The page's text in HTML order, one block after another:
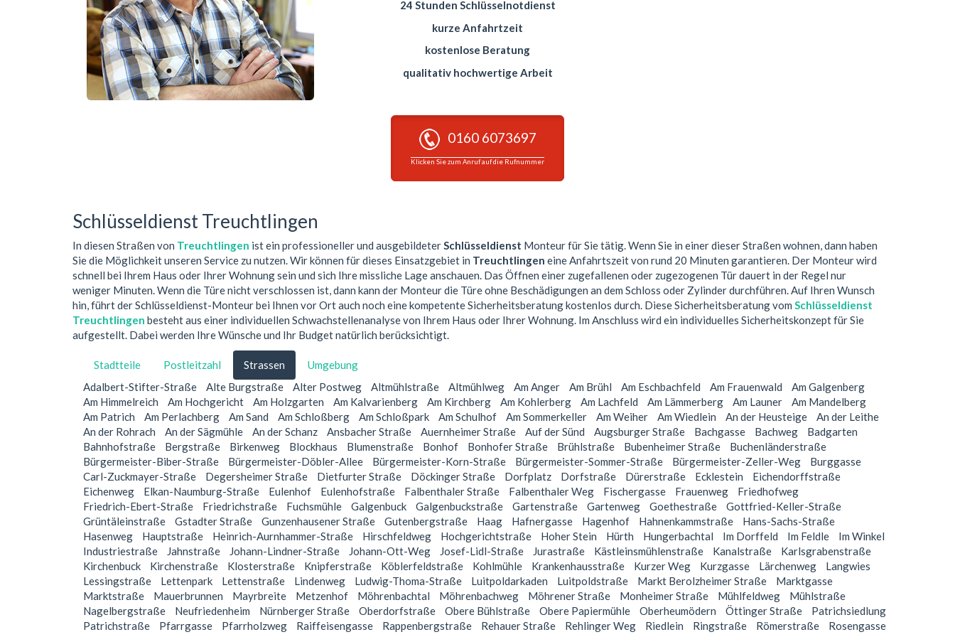
24 Stunden Schlüsselnotdienst
kurze Anfahrtzeit
kostenlose Beratung
qualitativ hochwertige Arbeit
0160 6073697
Klicken Sie zum Anruf auf die Rufnummer
Schlüsseldienst Treuchtlingen
In diesen Straßen von Treuchtlingen ist ein professioneller und ausgebildeterSchlüsseldienst Monteur für Sie tätig. Wenn Sie in einer dieser Straßen wohnen, dann haben
Sie die Möglichkeit unseren Service zu nutzen. Wir können für dieses Einsatzgebiet in Treuchtlingen eine Anfahrtszeit von rund 20 Minuten garantieren. Der Monteur wird
schnell bei Ihrem Haus oder Ihrer Wohnung sein und sich Ihre missliche Lage anschauen. Das Öffnen einer zugefallenen oder zugezogenen Tür dauert in der Regel nur
weniger Minuten. Wenn die Türe nicht verschlossen ist, dann kann der Monteur die Türe ohne Beschädigungen an dem Schloss oder Zylinder durchführen. Auf Ihren Wunsch
hin, führt der Schlüsseldienst-Monteur bei Ihnen vor Ort auch noch eine kompetente Sicherheitsberatung kostenlos durch. Diese Sicherheitsberatung vom Schlüsseldienst
Treuchtlingen besteht aus einer individuellen Schwachstellenanalyse von Ihrem Haus oder Ihrer Wohnung. Im Anschluss wird ein individuelles Sicherheitskonzept für Sie
aufgestellt. Dabei werden Ihre Wünsche und Ihr Budget natürlich berücksichtigt.
Stadtteile Postleitzahl Strassen
Umgebung
Adalbert-Stifter-Straße
Alte Burgstraße Alter Postweg Altmühlstraße Altmühlweg Am Anger Am Brühl Am Eschbachfeld Am Frauenwald
Am Galgenberg
Am Himmelreich
Am Hochgericht Am Holzgarten Am Kalvarienberg Am Kirchberg Am Kohlerberg Am Lachfeld Am Lämmerberg Am Launer
Am Mandelberg
Am Patrich
Am Perlachberg Am Sand Am Schloßberg Am Schloßpark Am Schulhof Am Sommerkeller Am Weiher Am Wiedlein An der Heusteige
An der Leithe
An der Rohrach
An der Sägmühle An der Schanz Ansbacher Straße Auernheimer Straße Auf der Sünd Augsburger Straße Bachgasse Bachweg
Badgarten
Bahnhofstraße
Bergstraße Birkenweg Blockhaus Blumenstraße Bonhof Bonhofer Straße Brühlstraße Bubenheimer Straße
Buchenländerstraße
Bürgermeister-Biber-Straße
Bürgermeister-Döbler-Allee Bürgermeister-Korn-Straße Bürgermeister-Sommer-Straße Bürgermeister-Zeller-Weg
Burggasse
Carl-Zuckmayer-Straße
Degersheimer Straße Dietfurter Straße Döckinger Straße Dorfplatz Dorfstraße Dürerstraße Ecklestein
Eichendorffstraße
Eichenweg
Elkan-Naumburg-Straße Eulenhof Eulenhofstraße Falbenthaler Straße Falbenthaler Weg Fischergasse Frauenweg
Friedhofweg
Friedrich-Ebert-Straße
Friedrichstraße Fuchsmühle Galgenbuck Galgenbuckstraße Gartenstraße Gartenweg Goethestraße
Gottfried-Keller-Straße
Grüntäleinstraße
Gstadter Straße Gunzenhausener Straße Gutenbergstraße Haag Hafnergasse Hagenhof Hahnenkammstraße
Hans-Sachs-Straße
Hasenweg
Hauptstraße Heinrich-Aurnhammer-Straße Hirschfeldweg Hochgerichtstraße Hoher Stein Hürth Hungerbachtal Im Dorffeld Im Feldle
Im Winkel
Industriestraße
Jahnstraße Johann-Lindner-Straße Johann-Ott-Weg Josef-Lidl-Straße Jurastraße Kästleinsmühlenstraße Kanalstraße
Karlsgrabenstraße
Kirchenbuck
Kirchenstraße Klosterstraße Knipferstraße Köblerfeldstraße Kohlmühle Krankenhausstraße Kurzer Weg Kurzgasse Lärchenweg
Langwies
Lessingstraße
Lettenpark Lettenstraße Lindenweg Ludwig-Thoma-Straße Luitpoldarkaden Luitpoldstraße Markt Berolzheimer Straße
Marktgasse
Marktstraße
Mauerbrunnen Mayrbreite Metzenhof Möhrenbachtal Möhrenbachweg Möhrener Straße Monheimer Straße Mühlfeldweg
Mühlstraße
Nagelbergstraße
Neufriedenheim Nürnberger Straße Oberdorfstraße Obere Bühlstraße Obere Papiermühle Oberheumödern Öttinger Straße
Patrichsiedlung
Patrichstraße
Pfarrgasse Pfarrholzweg Raiffeisengasse Rappenbergstraße Rehauer Straße Rehlinger Weg Riedlein Ringstraße Römerstraße
Rosengasse